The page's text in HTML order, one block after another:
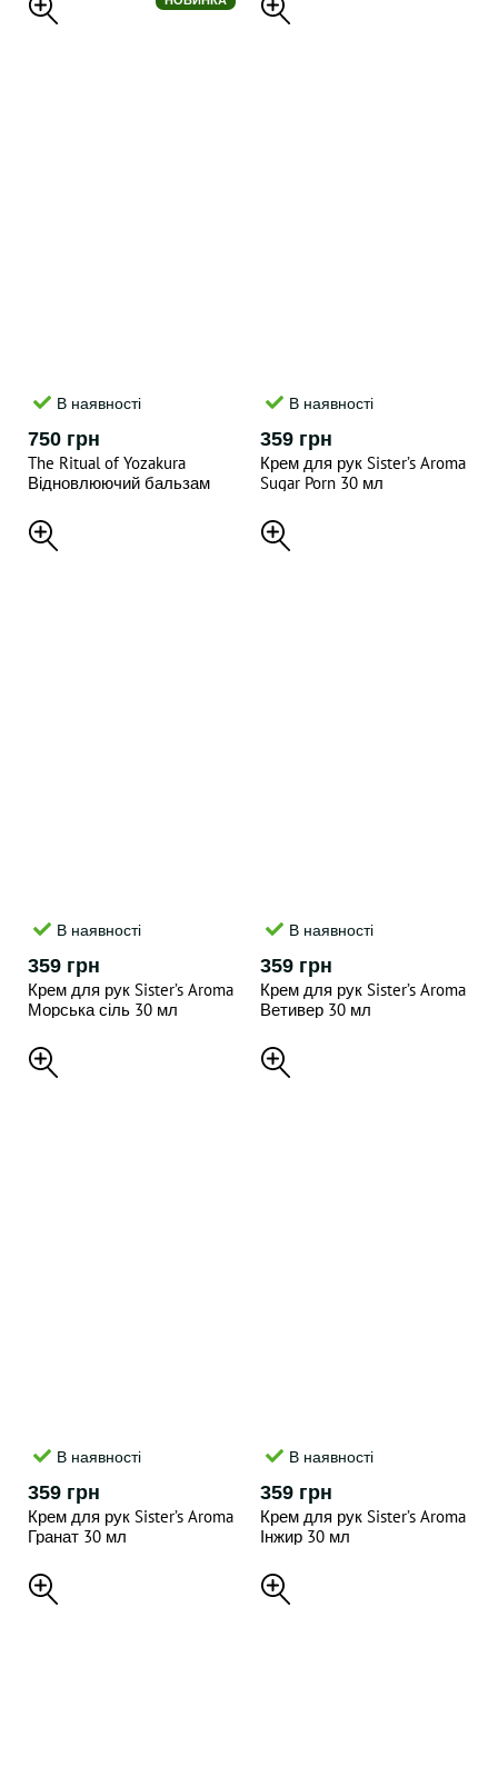
В наявності
750 грн
The Ritual of Yozakura
Відновлюючий бальзам
В наявності
359 грн
Крем для рук Sister’s Aroma
Sugar Porn 30 мл
В наявності
359 грн
Крем для рук Sister’s Aroma
Морська сіль 30 мл
В наявності
359 грн
Крем для рук Sister’s Aroma
Ветивер 30 мл
В наявності
359 грн
Крем для рук Sister’s Aroma
Гранат 30 мл
В наявності
359 грн
Крем для рук Sister’s Aroma
Інжир 30 мл